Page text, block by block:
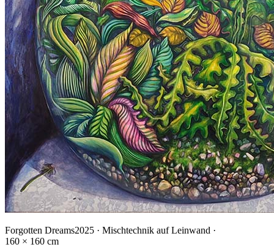
Forgotten Dreams2025 · Mischtechnik auf Leinwand ·
160 × 160 cm